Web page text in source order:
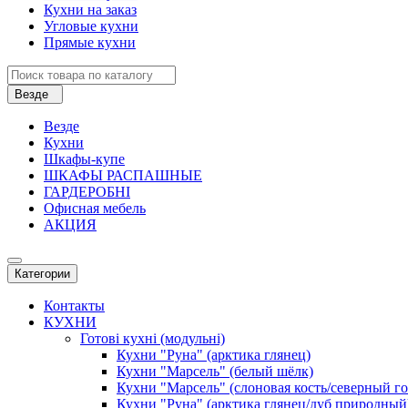
Кухни на заказ
Угловые кухни
Прямые кухни
Везде
Везде
Кухни
Шкафы-купе
ШКАФЫ РАСПАШНЫЕ
ГАРДЕРОБНІ
Офисная мебель
АКЦИЯ
Категории
Контакты
КУХНИ
Готові кухні (модульні)
Кухни "Руна" (арктика глянец)
Кухни "Марсель" (белый шёлк)
Кухни "Марсель" (слоновая кость/северный
Кухни "Руна" (арктика глянец/дуб